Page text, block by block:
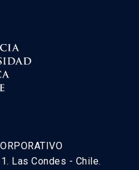
Las Condes - Chile.